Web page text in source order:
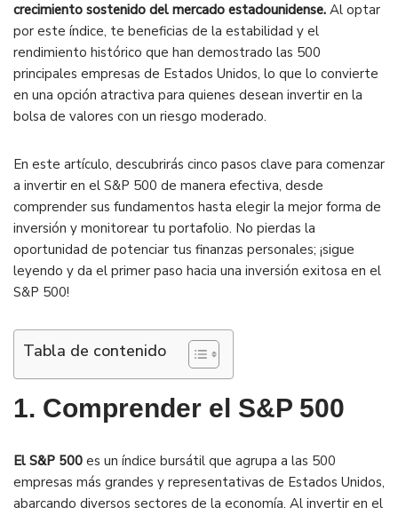
crecimiento sostenido del mercado estadounidense. Al optar
por este índice, te beneficias de la estabilidad y el
rendimiento histórico que han demostrado las 500
principales empresas de Estados Unidos, lo que lo convierte
en una opción atractiva para quienes desean invertir en la
bolsa de valores con un riesgo moderado.
En este artículo, descubrirás cinco pasos clave para comenzar
a invertir en el S&P 500 de manera efectiva, desde
comprender sus fundamentos hasta elegir la mejor forma de
inversión y monitorear tu portafolio. No pierdas la
oportunidad de potenciar tus finanzas personales; ¡sigue
leyendo y da el primer paso hacia una inversión exitosa en el
S&P 500!
Tabla de contenido
1. Comprender el S&P 500
El S&P 500 es un índice bursátil que agrupa a las 500
empresas más grandes y representativas de Estados Unidos,
abarcando diversos sectores de la economía. Al invertir en el